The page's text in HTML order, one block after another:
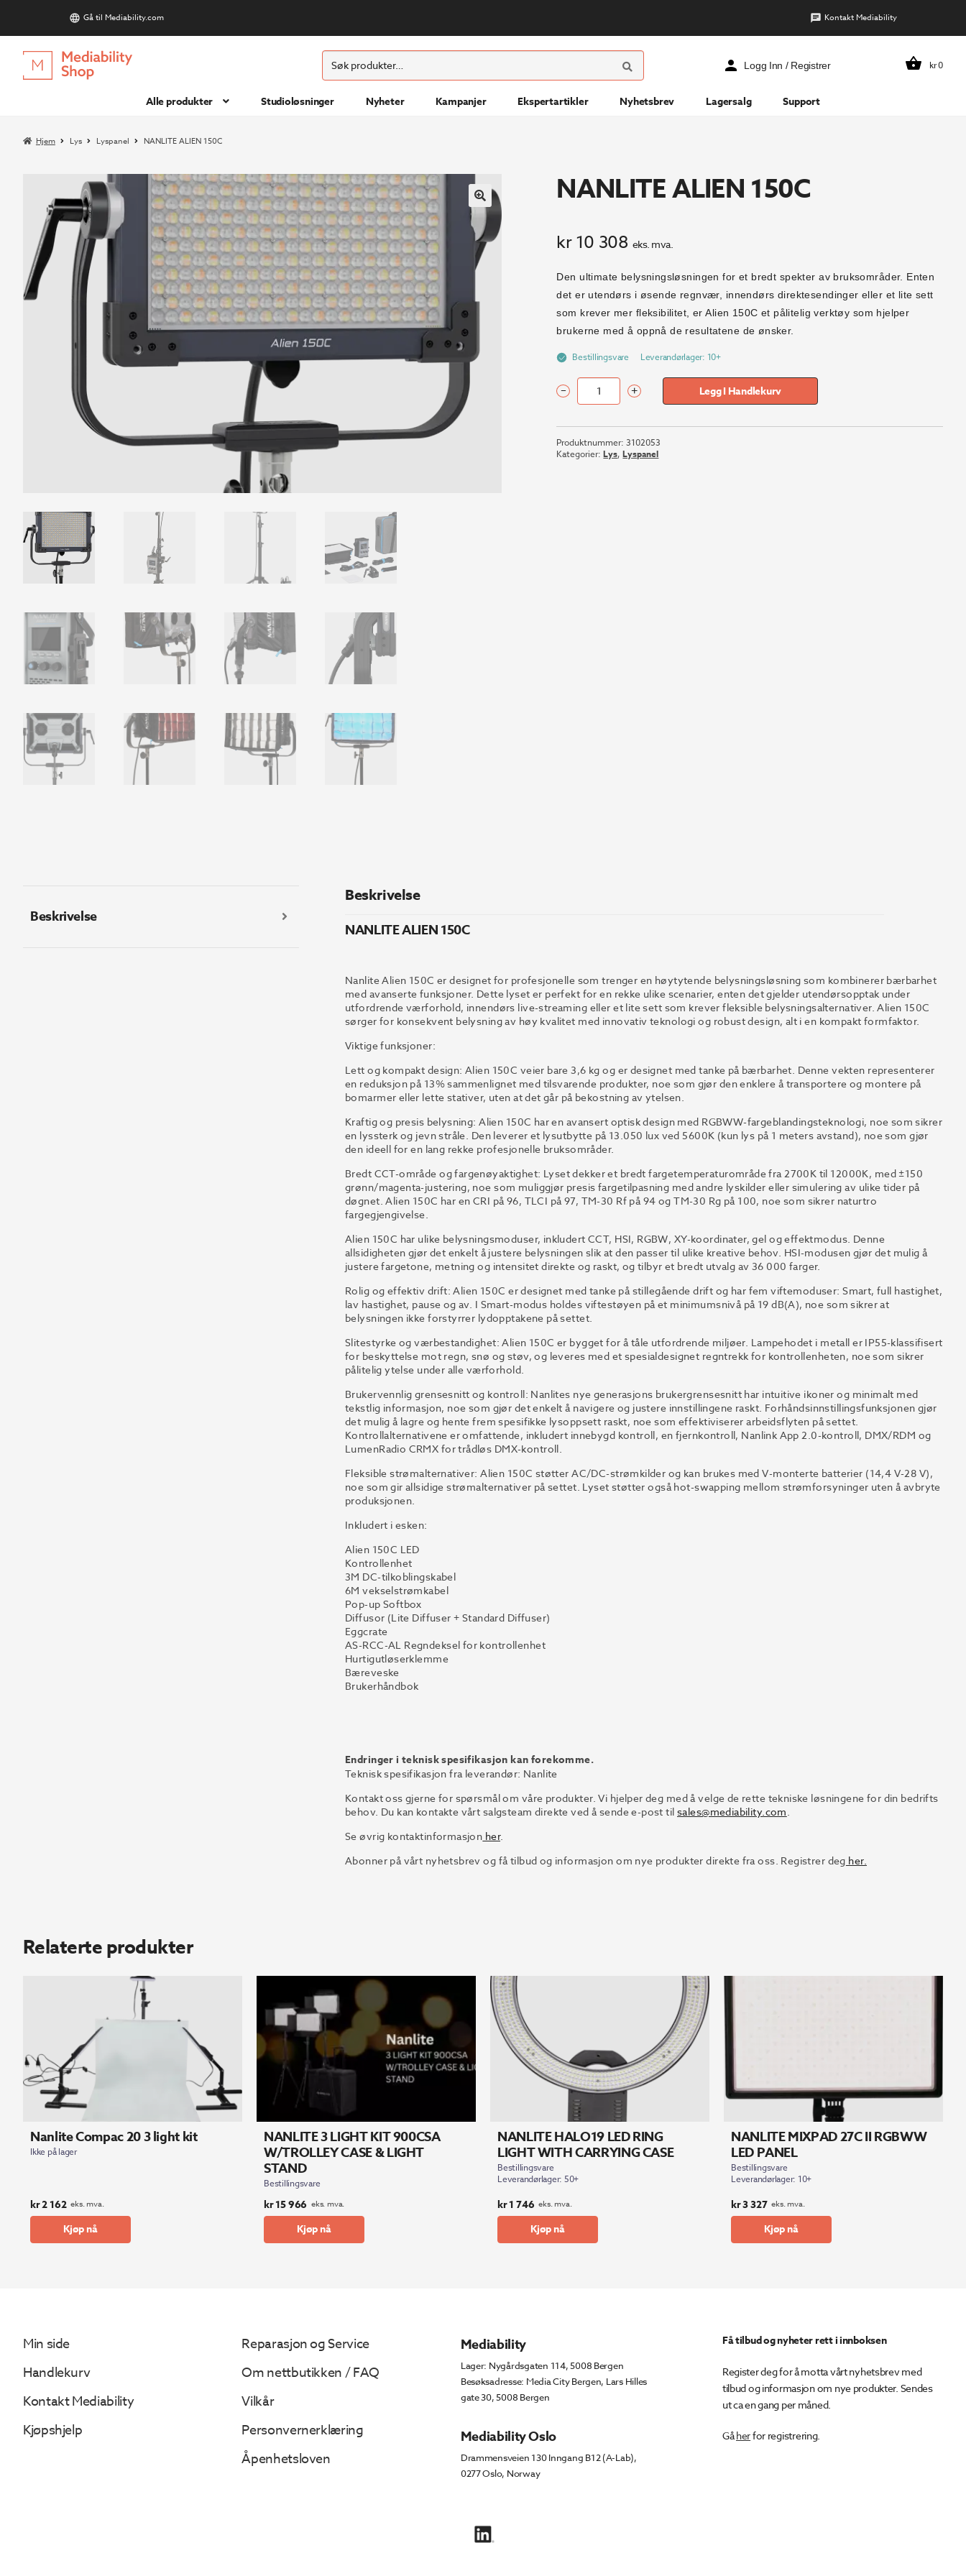
Gå til Mediability.com Kontakt Mediability
Hopp
til
Hopp
til
Søk
etter:
SØK
Logg Inn / Registrer kr0
Alle produkter Studioløsninger Nyheter Kampanjer Ekspertartikler Nyhetsbrev Lagersalg Support
Hjem Lys Lyspanel NANLITE ALIEN 150C
NANLITE ALIEN 150C
kr10 308 eks. mva.
Den ultimate belysningsløsningen for et bredt spekter av bruksområder. Enten
det er utendørs i øsende regnvær, innendørs direktesendinger eller et lite sett
som krever mer fleksibilitet, er Alien 150C et pålitelig verktøy som hjelper
brukerne med å oppnå de resultatene de ønsker.
Bestillingsvare Leverandørlager: 10+
NANLITE
150C
antall
– + Legg I Handlekurv
Produktnummer:3102053
Kategorier:Lys,Lyspanel
Beskrivelse
Beskrivelse
NANLITE ALIEN 150C
Nanlite Alien 150C er designet for profesjonelle som trenger en høytytende belysningsløsning som kombinerer bærbarhet
med avanserte funksjoner. Dette lyset er perfekt for en rekke ulike scenarier, enten det gjelder utendørsopptak under
utfordrende værforhold, innendørs live-streaming eller et lite sett som krever fleksible belysningsalternativer. Alien 150C
sørger for konsekvent belysning av høy kvalitet med innovativ teknologi og robust design, alt i en kompakt formfaktor.
Viktige funksjoner:
Lett og kompakt design: Alien 150C veier bare 3,6 kg og er designet med tanke på bærbarhet. Denne vekten representerer
en reduksjon på 13% sammenlignet med tilsvarende produkter, noe som gjør den enklere å transportere og montere på
bomarmer eller lette stativer, uten at det går på bekostning av ytelsen.
Kraftig og presis belysning: Alien 150C har en avansert optisk design med RGBWW-fargeblandingsteknologi, noe som sikrer
en lyssterk og jevn stråle. Den leverer et lysutbytte på 13.050 lux ved 5600K (kun lys på 1 meters avstand), noe som gjør
den ideell for en lang rekke profesjonelle bruksområder.
Bredt CCT-område og fargenøyaktighet: Lyset dekker et bredt fargetemperaturområde fra 2700K til 12000K, med ±150
grønn/magenta-justering, noe som muliggjør presis fargetilpasning med andre lyskilder eller simulering av ulike tider på
døgnet. Alien 150C har en CRI på 96, TLCI på 97, TM-30 Rf på 94 og TM-30 Rg på 100, noe som sikrer naturtro
fargegjengivelse.
Alien 150C har ulike belysningsmoduser, inkludert CCT, HSI, RGBW, XY-koordinater, gel og effektmodus. Denne
allsidigheten gjør det enkelt å justere belysningen slik at den passer til ulike kreative behov. HSI-modusen gjør det mulig å
justere fargetone, metning og intensitet direkte og raskt, og tilbyr et bredt utvalg av 36 000 farger.
Rolig og effektiv drift: Alien 150C er designet med tanke på stillegående drift og har fem viftemoduser: Smart, full hastighet,
lav hastighet, pause og av. I Smart-modus holdes viftestøyen på et minimumsnivå på 19 dB(A), noe som sikrer at
belysningen ikke forstyrrer lydopptakene på settet.
Slitestyrke og værbestandighet: Alien 150C er bygget for å tåle utfordrende miljøer. Lampehodet i metall er IP55-klassifisert
for beskyttelse mot regn, snø og støv, og leveres med et spesialdesignet regntrekk for kontrollenheten, noe som sikrer
pålitelig ytelse under alle værforhold.
Brukervennlig grensesnitt og kontroll: Nanlites nye generasjons brukergrensesnitt har intuitive ikoner og minimalt med
tekstlig informasjon, noe som gjør det enkelt å navigere og justere innstillingene raskt. Forhåndsinnstillingsfunksjonen gjør
det mulig å lagre og hente frem spesifikke lysoppsett raskt, noe som effektiviserer arbeidsflyten på settet.
Kontrollalternativene er omfattende, inkludert innebygd kontroll, en fjernkontroll, Nanlink App 2.0-kontroll, DMX/RDM og
LumenRadio CRMX for trådløs DMX-kontroll.
Fleksible strømalternativer: Alien 150C støtter AC/DC-strømkilder og kan brukes med V-monterte batterier (14,4 V-28 V),
noe som gir allsidige strømalternativer på settet. Lyset støtter også hot-swapping mellom strømforsyninger uten å avbryte
produksjonen.
Inkludert i esken:
Alien 150C LED
Kontrollenhet
3M DC-tilkoblingskabel
6M vekselstrømkabel
Pop-up Softbox
Diffusor (Lite Diffuser + Standard Diffuser)
Eggcrate
AS-RCC-AL Regndeksel for kontrollenhet
Hurtigutløserklemme
Bæreveske
Brukerhåndbok
Endringer i teknisk spesifikasjon kan forekomme.
Teknisk spesifikasjon fra leverandør: Nanlite
Kontakt oss gjerne for spørsmål om våre produkter. Vi hjelper deg med å velge de rette tekniske løsningene for din bedrifts
behov. Du kan kontakte vårt salgsteam direkte ved å sende e-post til sales@mediability.com
Se øvrig kontaktinformasjon her.
Abonner på vårt nyhetsbrev og få tilbud og informasjon om nye produkter direkte fra oss. Registrer deg her.
Relaterte produkter
Nanlite Compac 20 3 light kit
Ikke på lager
kr2 162 eks. mva.
Kjøp nå
NANLITE 3 LIGHT KIT 900CSA
W/TROLLEY CASE & LIGHT
STAND
Bestillingsvare
kr15 966 eks. mva.
Kjøp nå
NANLITE HALO19 LED RING
LIGHT WITH CARRYING CASE
Bestillingsvare
Leverandørlager: 50+
kr1 746 eks. mva.
Kjøp nå
NANLITE MIXPAD 27C II RGBWW
LED PANEL
Bestillingsvare
Leverandørlager: 10+
kr3 327 eks. mva.
Kjøp nå
Min side
Handlekurv
Kontakt Mediability
Kjøpshjelp
Reparasjon og Service
Om nettbutikken / FAQ
Vilkår
Personvernerklæring
Åpenhetsloven
Mediability
Lager: Nygårdsgaten 114, 5008 Bergen
Besøksadresse: Media City Bergen, Lars Hilles
gate 30, 5008 Bergen
Mediability Oslo
Drammensveien 130 Inngang B12 (A-Lab),
0277 Oslo, Norway
Få tilbud og nyheter rett i innboksen
Register deg for å motta vårt nyhetsbrev med
tilbud og informasjon om nye produkter. Sendes
ut ca en gang per måned.
Gåherfor registrering.